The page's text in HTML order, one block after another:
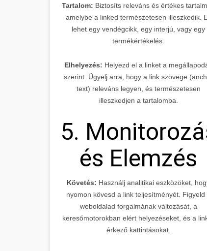
Tartalom: Biztosíts releváns és értékes
amelybe a linked természetesen illeszkedik.
lehet egy vendégcikk, egy interjú, vagy egy
termékértékelés.
Elhelyezés: Helyezd el a linket a
szerint. Ügyelj arra, hogy a link szövege
text) releváns legyen, és természetesen
illeszkedjen a tartalomba.
5.
és Elemzés
Követés: Használj analitikai eszközöket,
nyomon kövesd a link teljesítményét. Figyeld
weboldalad forgalmának változását, a
keresőmotorokban elért helyezéseket, és a
érkező kattintásokat.